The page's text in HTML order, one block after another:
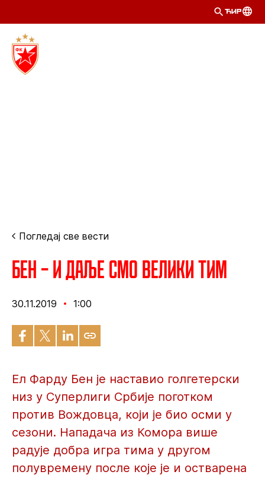
ЋИР
Погледај све вести
Бен – И даље смо велики тим
30.11.2019 1:00
Ел Фарду Бен је наставио голгетерски
низ у Суперлиги Србије поготком
против Вождовца, који је био осми у
сезони. Нападача из Комора више
радује добра игра тима у другом
полувремену после које је и остварена